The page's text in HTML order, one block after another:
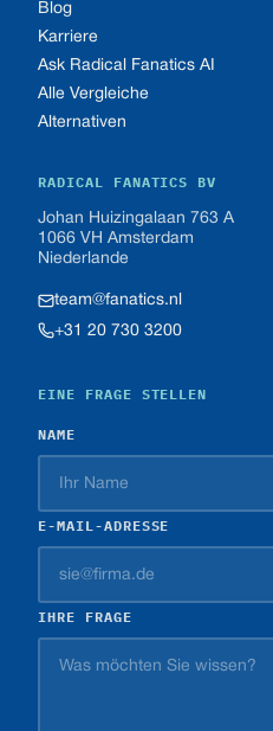
Blog
Karriere
Ask Radical Fanatics AI
Alle Vergleiche
Alternativen
RADICAL FANATICS BV
Johan Huizingalaan 763 A
1066 VH Amsterdam
Niederlande
team@fanatics.nl
+31 20 730 3200
EINE FRAGE STELLEN
NAME
E-MAIL-ADRESSE
IHRE FRAGE